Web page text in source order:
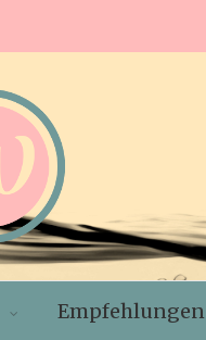
Empfehlungen